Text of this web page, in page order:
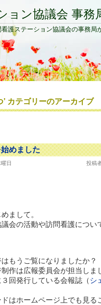
ョン協議会 事務
護ステーション協議会の事務局
’ カテゴリーのアーカイブ
めました
日 投稿
まして。
会の活動や訪問看護につい
もうご覧になりましたか？
作は広報委員会が担当しま
回発行している会報誌（シ
はホームページ上でも見る